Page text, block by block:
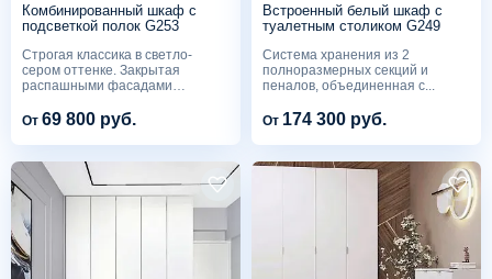
Комбинированный шкаф с
подсветкой полок G253
Строгая классика в светло-
сером оттенке. Закрытая
распашными фасадами
От 69 800 руб.
Встроенный белый шкаф с
туалетным столиком G249
Система хранения из 2
полноразмерных секций и
пеналов, объединенная с...
От 174 300 руб.